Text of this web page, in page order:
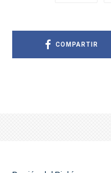
COMPARTIR